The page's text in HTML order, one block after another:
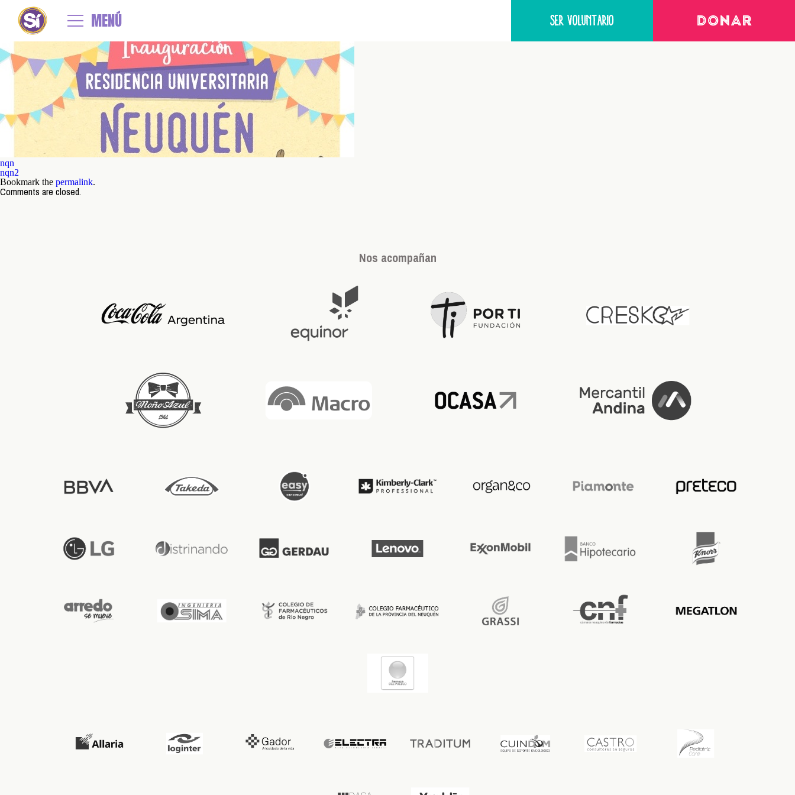
MENÚ SER VOLUNTARIO DONAR
SE INAUGURA LA PRIMERA RESIDENCIA DE LA PATAGONIA
nqn2
admin | Published16 marzo, 2018
nqn
nqn2
Bookmark the permalink.
Comments are closed.
Nos acompañan